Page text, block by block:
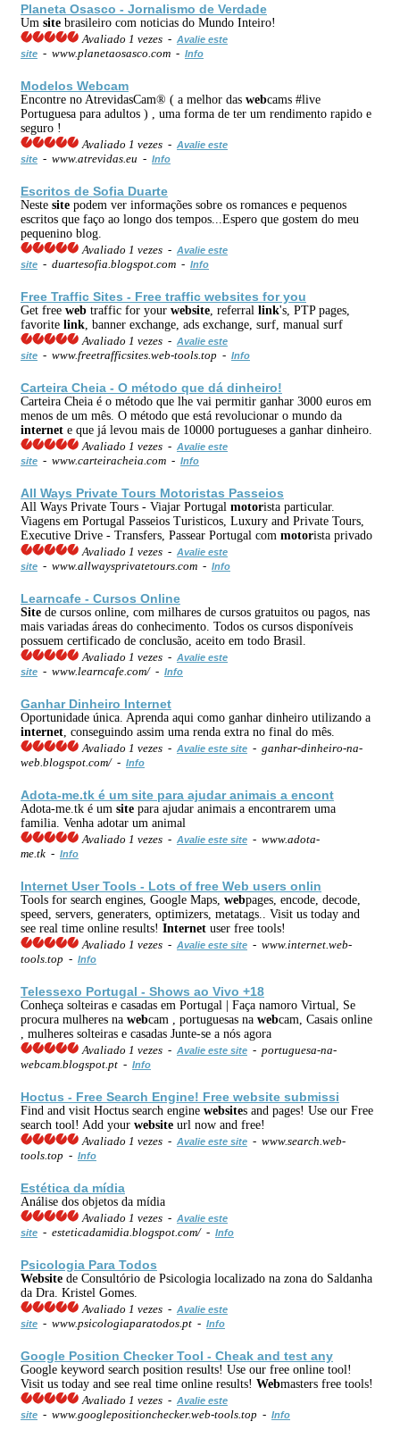
Planeta Osasco - Jornalismo de Verdade
Um site brasileiro com noticias do Mundo Inteiro!
Avaliado 1 vezes - Avalie este
site - www.planetaosasco.com - Info
Modelos Webcam
Encontre no AtrevidasCam® ( a melhor das webcams #live
Portuguesa para adultos ) , uma forma de ter um rendimento rapido e
seguro !
Avaliado 1 vezes - Avalie este
site - www.atrevidas.eu - Info
Escritos de Sofia Duarte
Neste site podem ver informações sobre os romances e pequenos
escritos que faço ao longo dos tempos...Espero que gostem do meu
pequenino blog.
Avaliado 1 vezes - Avalie este
site - duartesofia.blogspot.com - Info
Free Traffic Sites - Free traffic websites for you
Get free web traffic for your website , referral link's, PTP pages,
favorite link , banner exchange, ads exchange, surf, manual surf
Avaliado 1 vezes - Avalie este
site - www.freetrafficsites.web-tools.top - Info
Carteira Cheia - O método que dá dinheiro!
Carteira Cheia é o método que lhe vai permitir ganhar 3000 euros em
menos de um mês. O método que está revolucionar o mundo da
internet e que já levou mais de 10000 portugueses a ganhar dinheiro.
Avaliado 1 vezes - Avalie este
site - www.carteiracheia.com - Info
All Ways Private Tours Motoristas Passeios
All Ways Private Tours - Viajar Portugal motorista particular.
Viagens em Portugal Passeios Turisticos, Luxury and Private Tours,
Executive Drive - Transfers, Passear Portugal com motorista privado
Avaliado 1 vezes - Avalie este
site - www.allwaysprivatetours.com - Info
Learncafe - Cursos Online
Site de cursos online, com milhares de cursos gratuitos ou pagos, nas
mais variadas áreas do conhecimento. Todos os cursos disponíveis
possuem certificado de conclusão, aceito em todo Brasil.
Avaliado 1 vezes - Avalie este
site - www.learncafe.com/ - Info
Ganhar Dinheiro Internet
Oportunidade única. Aprenda aqui como ganhar dinheiro utilizando a
internet , conseguindo assim uma renda extra no final do mês.
Avaliado 1 vezes - Avalie este site - ganhar-dinheiro-na-
web.blogspot.com/ - Info
Adota-me.tk é um site para ajudar animais a encont
Adota-me.tk é um site para ajudar animais a encontrarem uma
familia. Venha adotar um animal
Avaliado 1 vezes - Avalie este site - www.adota-
me.tk - Info
Internet User Tools - Lots of free Web users onlin
Tools for search engines, Google Maps, webpages, encode, decode,
speed, servers, generaters, optimizers, metatags.. Visit us today and
see real time online results! Internet user free tools!
Avaliado 1 vezes - Avalie este site - www.internet.web-
tools.top - Info
Telessexo Portugal - Shows ao Vivo +18
Conheça solteiras e casadas em Portugal | Faça namoro Virtual, Se
procura mulheres na webcam , portuguesas na webcam, Casais online
, mulheres solteiras e casadas Junte-se a nós agora
Avaliado 1 vezes - Avalie este site - portuguesa-na-
webcam.blogspot.pt - Info
Hoctus - Free Search Engine! Free website submissi
Find and visit Hoctus search engine websites and pages! Use our Free
search tool! Add your website url now and free!
Avaliado 1 vezes - Avalie este site - www.search.web-
tools.top - Info
Estética da mídia
Análise dos objetos da mídia
Avaliado 1 vezes - Avalie este
site - esteticadamidia.blogspot.com/ - Info
Psicologia Para Todos
Website de Consultório de Psicologia localizado na zona do Saldanha
da Dra. Kristel Gomes.
Avaliado 1 vezes - Avalie este
site - www.psicologiaparatodos.pt - Info
Google Position Checker Tool - Cheak and test any
Google keyword search position results! Use our free online tool!
Visit us today and see real time online results! Webmasters free tools!
Avaliado 1 vezes - Avalie este
site - www.googlepositionchecker.web-tools.top - Info